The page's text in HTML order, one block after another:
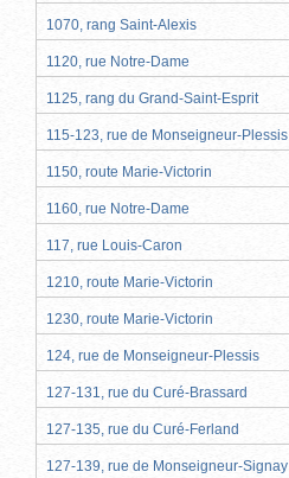
1070, rang Saint-Alexis
1120, rue Notre-Dame
1125, rang du Grand-Saint-Esprit
115-123, rue de Monseigneur-Plessis
1150, route Marie-Victorin
1160, rue Notre-Dame
117, rue Louis-Caron
1210, route Marie-Victorin
1230, route Marie-Victorin
124, rue de Monseigneur-Plessis
127-131, rue du Curé-Brassard
127-135, rue du Curé-Ferland
127-139, rue de Monseigneur-Signay